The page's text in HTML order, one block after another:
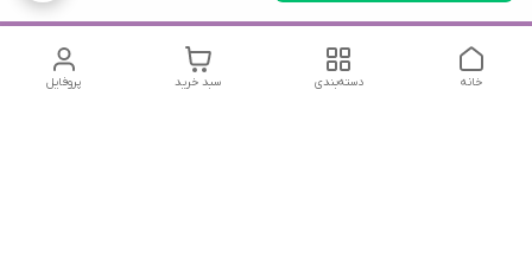
پروفایل سبد خرید دسته‌بندی خانه